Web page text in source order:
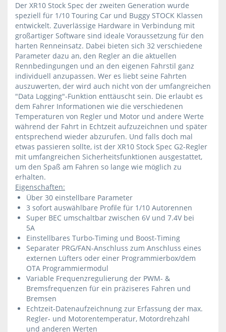
Der XR10 Stock Spec der zweiten Generation wurde
speziell für 1/10 Touring Car und Buggy STOCK Klassen
entwickelt. Zuverlässige Hardware in Verbindung mit
großartiger Software sind ideale Voraussetzung für den
harten Renneinsatz. Dabei bieten sich 32 verschiedene
Parameter dazu an, den Regler an die aktuellen
Rennbedingungen und an den eigenen Fahrstil ganz
individuell anzupassen. Wer es liebt seine Fahrten
auszuwerten, der wird auch nicht von der umfangreichen
"Data Logging"-Funktion enttäuscht sein. Die erlaubt es
dem Fahrer Informationen wie die verschiedenen
Temperaturen von Regler und Motor und andere Werte
während der Fahrt in Echtzeit aufzuzeichnen und später
entsprechend wieder abzurufen. Und falls doch mal
etwas passieren sollte, ist der XR10 Stock Spec G2-Regler
mit umfangreichen Sicherheitsfunktionen ausgestattet,
um den Spaß am Fahren so lange wie möglich zu
erhalten.
Eigenschaften:
Über 30 einstellbare Parameter
3 sofort auswählbare Profile für 1/10 Autorennen
Super BEC umschaltbar zwischen 6V und 7.4V bei
5A
Einstellbares Turbo-Timing und Boost-Timing
Separater PRG/FAN-Anschluss zum Anschluss eines
externen Lüfters oder einer Programmierbox/dem
OTA Programmiermodul
Variable Frequenzregulierung der PWM- &
Bremsfrequenzen für ein präziseres Fahren und
Bremsen
Echtzeit-Datenaufzeichnung zur Erfassung der max.
Regler- und Motorentemperatur, Motordrehzahl
und anderen Werten